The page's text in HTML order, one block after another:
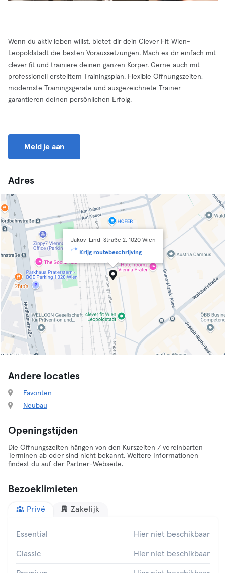
Wenn du aktiv leben willst, bietet dir dein Clever Fit Wien-
Leopoldstadt die besten Voraussetzungen. Mach es dir einfach mit
clever fit und trainiere deinen ganzen Körper. Gerne auch mit
professionell erstelltem Trainingsplan. Flexible Öffnungszeiten,
modernste Trainingsgeräte und ausgezeichnete Trainer
garantieren deinen persönlichen Erfolg.
Meld je aan
Adres
Jakov-Lind-Straße 2, 1020 Wien
Krijg routebeschrijving
Andere locaties
Favoriten
Neubau
Openingstijden
Die Öffnungszeiten hängen von den Kurszeiten / vereinbarten
Terminen ab oder sind nicht bekannt. Weitere Informationen
findest du auf der Partner-Webseite.
Bezoeklimieten
Privé Zakelijk
Essential Hier niet beschikbaar
Classic Hier niet beschikbaar